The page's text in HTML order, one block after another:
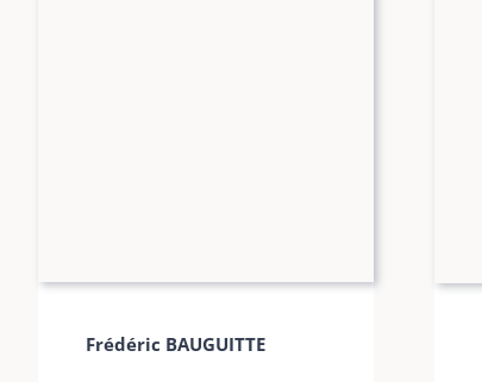
Frédéric BAUGUITTE